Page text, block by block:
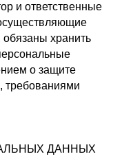
и ответственные
хранить
о защите
требованиями
ДАННЫХ